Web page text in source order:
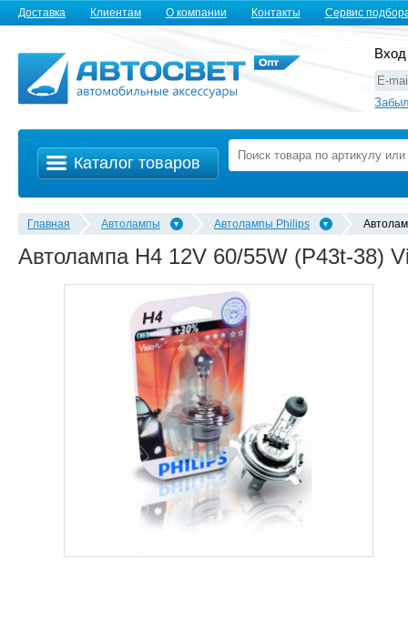
Доставка Клиентам О компании Контакты Сервис
Каталог товаров
Главная Автолампы Автолампы Philips
Автолампа H4 12V 60/55W (P43t-38)